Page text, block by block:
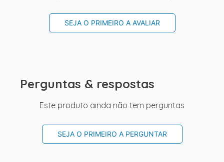
SEJA O PRIMEIRO A AVALIAR
Perguntas & respostas
Este produto ainda não tem perguntas
SEJA O PRIMEIRO A PERGUNTAR